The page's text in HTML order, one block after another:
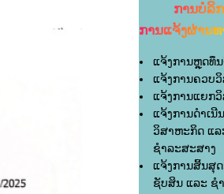
ການ
ການແຈ້ງຜ່ານ
ແຈ້ງການຫຼຸດທຶ
ແຈ້ງການຄວບ
ແຈ້ງການແຍກ
ແຈ້ງການດຳເນີ
ວິສາຫະກິດ ແລ
ຊຳລະສະສາງ
ແຈ້ງການສິ້ນສຸ
ຊັບສິນ ແລະ ຊ